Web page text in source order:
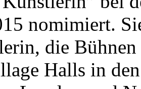
nomimiert.
die
Halls in